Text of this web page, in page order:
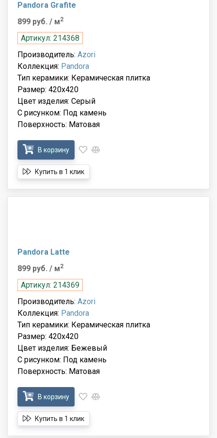
Pandora Grafite
899 руб. / м2
Артикул: 214368
Производитель: Azori
Коллекция: Pandora
Тип керамики: Керамическая плитка
Размер: 420x420
Цвет изделия: Серый
С рисунком: Под камень
Поверхность: Матовая
В корзину
Купить в 1 клик
Pandora Latte
899 руб. / м2
Артикул: 214369
Производитель: Azori
Коллекция: Pandora
Тип керамики: Керамическая плитка
Размер: 420x420
Цвет изделия: Бежевый
С рисунком: Под камень
Поверхность: Матовая
В корзину
Купить в 1 клик